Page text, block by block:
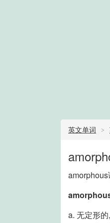
英文单词
a. 无定形